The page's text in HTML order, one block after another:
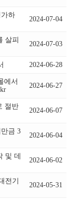
하
2024-07-04
살피
2024-07-03
2024-06-28
에서
2024-06-27
절반
2024-06-07
금 3
2024-06-04
및 데
2024-06-02
전기
2024-05-31